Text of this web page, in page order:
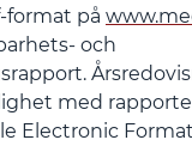
på
och
med
Electronic